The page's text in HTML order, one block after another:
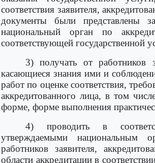
соответствия заявителя,
документы были представлены
национальный орган по
соответствующей государственной
3) получать от работников
касающиеся знания ими и
работ по оценке соответствия,
аккредитованного лица, в том
форме, форме выполнения
4) проводить в
утверждаемыми национальным
работников заявителя,
области аккредитации в